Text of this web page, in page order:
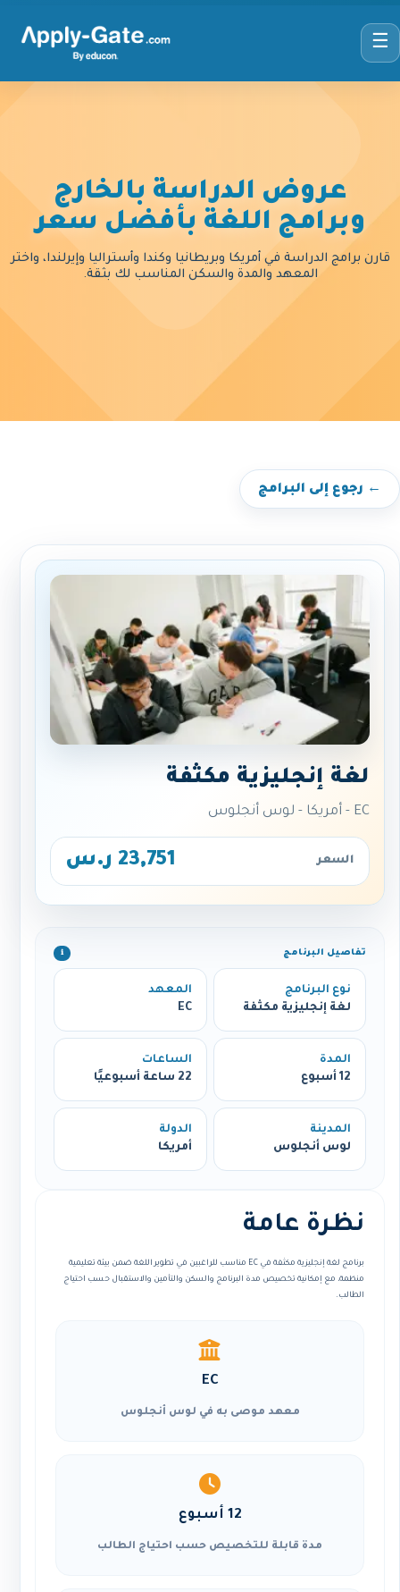
☰
عروض الدراسة بالخارج
وبرامج اللغة بأفضل سعر
قارن برامج الدراسة في أمريكا وبريطانيا وكندا وأستراليا وإيرلندا، واختر
المعهد والمدة والسكن المناسب لك بثقة.
← رجوع إلى البرامج
لغة إنجليزية مكثفة
EC - أمريكا - لوس أنجلوس
السعر 23,751 ر.س
تفاصيل البرنامج ℹ️
نوع البرنامج
لغة إنجليزية مكثفة
المعهد
EC
المدة
12 أسبوع
الساعات
22 ساعة أسبوعيًا
المدينة
لوس أنجلوس
الدولة
أمريكا
نظرة عامة
برنامج لغة إنجليزية مكثفة في EC مناسب للراغبين في تطوير اللغة ضمن بيئة تعليمية
منظمة، مع إمكانية تخصيص مدة البرنامج والسكن والتأمين والاستقبال حسب احتياج
الطالب.
EC
معهد موصى به في لوس أنجلوس
12 أسبوع
مدة قابلة للتخصيص حسب احتياج الطالب